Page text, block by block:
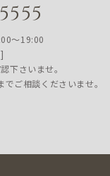
〜19:00
下さいませ。
ご相談くださいませ。